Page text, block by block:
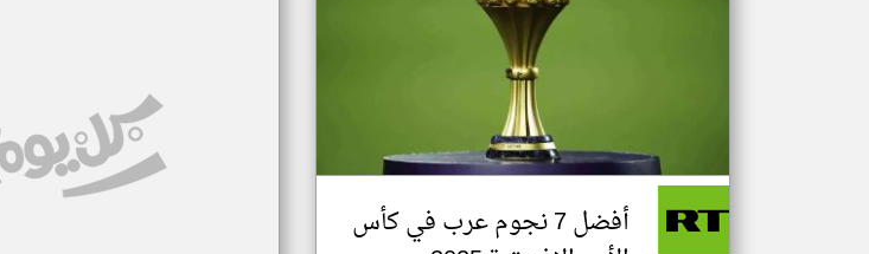
أفضل 7 نجوم عرب في كأس